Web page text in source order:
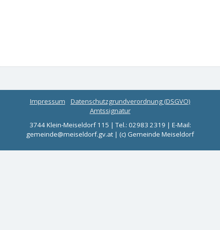
Impressum
Datenschutzgrundverordnung (DSGVO)
Amtssignatur
3744 Klein-Meiseldorf 115 | Tel.: 02983 2319 | E-Mail:
gemeinde@meiseldorf.gv.at | (c) Gemeinde Meiseldorf